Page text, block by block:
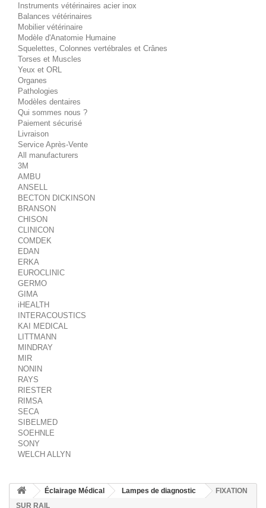
Instruments vétérinaires acier inox
Balances vétérinaires
Mobilier vétérinaire
Modèle d'Anatomie Humaine
Squelettes, Colonnes vertébrales et Crânes
Torses et Muscles
Yeux et ORL
Organes
Pathologies
Modèles dentaires
Qui sommes nous ?
Paiement sécurisé
Livraison
Service Après-Vente
All manufacturers
3M
AMBU
ANSELL
BECTON DICKINSON
BRANSON
CHISON
CLINICON
COMDEK
EDAN
ERKA
EUROCLINIC
GERMO
GIMA
iHEALTH
INTERACOUSTICS
KAI MEDICAL
LITTMANN
MINDRAY
MIR
NONIN
RAYS
RIESTER
RIMSA
SECA
SIBELMED
SOEHNLE
SONY
WELCH ALLYN
Éclairage Médical Lampes de diagnostic
FIXATION
SUR RAIL